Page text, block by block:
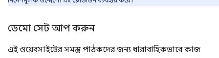
ডেমো সেট আপ করুন
এই ওয়েবসাইটের সমস্ত পাঠকদের জন্য ধারাবাহিকভাবে কাজ